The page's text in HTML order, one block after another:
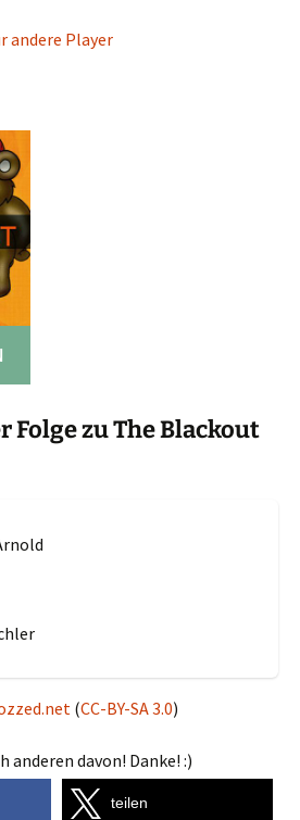
andere Player
Folge zu The Blackout
(CC-BY-SA 3.0)
anderen davon! Danke! :)
teilen